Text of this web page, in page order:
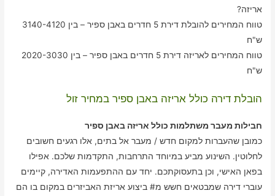
אריזה?
טווח המחירים להובלת דירת 5 חדרים באבן ספיר – בין 3140-4120
ש"ח
טווח המחירים לאריזה דירת 5 חדרים באבן ספיר – בין 2020-3030
ש"ח
הובלת דירה כולל אריזה באבן ספיר במחיר זול
חבילות מעבר משתלמות כולל אריזה באבן ספיר
כמובן שהעברות למקום חדש / מעבר אל בתים, אלו רגעים חשובים
לחלוטין. השינוע מביע במיוחד התרחבות, התקדמות שלכם. אפילו
בפאן האישי, וכן בתעסוקתכם. יחד עם ההתפעמות האדירה, קיימים
עוברי דירה שמבטאים חשש מ# ביצוע אריזת האביזרים במקום בו הם